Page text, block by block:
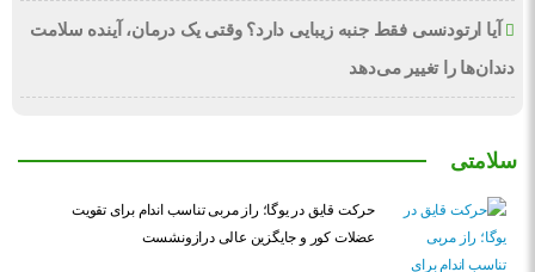
آیا ارتودنسی فقط جنبه زیبایی دارد؟ وقتی یک درمان، آینده سلامت
دندان‌ها را تغییر می‌دهد
سلامتی
حرکت قایق در یوگا؛ راز مربی تناسب اندام برای تقویت
عضلات کور و جایگزین عالی درازونشست